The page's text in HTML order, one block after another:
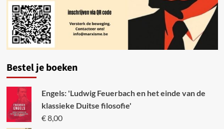
Bestel je boeken
Engels: 'Ludwig Feuerbach en het einde van de
klassieke Duitse filosofie'
€8,00